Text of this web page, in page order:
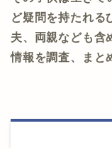
ど疑問を持たれる
夫、両親なども含
情報を調査、まと